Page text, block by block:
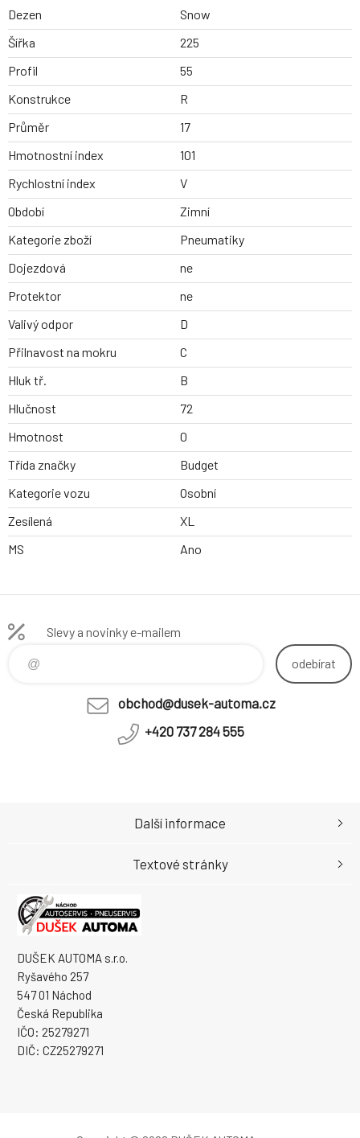
Dezen
Snow
Šířka
225
Profil
55
Konstrukce
R
Průměr
17
Hmotnostní index
101
Rychlostní index
V
Období
Zimní
Kategorie zboží
Pneumatiky
Dojezdová
ne
Protektor
ne
Valivý odpor
D
Přilnavost na mokru
C
Hluk tř.
B
Hlučnost
72
Hmotnost
0
Třída značky
Budget
Kategorie vozu
Osobní
Zesílená
XL
MS
Ano
Slevy a novinky e-mailem
odebírat
obchod@dusek-automa.cz
+420 737 284 555
DUŠEK AUTOMA s.r.o.
Ryšavého 257
547 01 Náchod
Česká Republika
IČO: 25279271
DIČ: CZ25279271
Další informace
Textové stránky